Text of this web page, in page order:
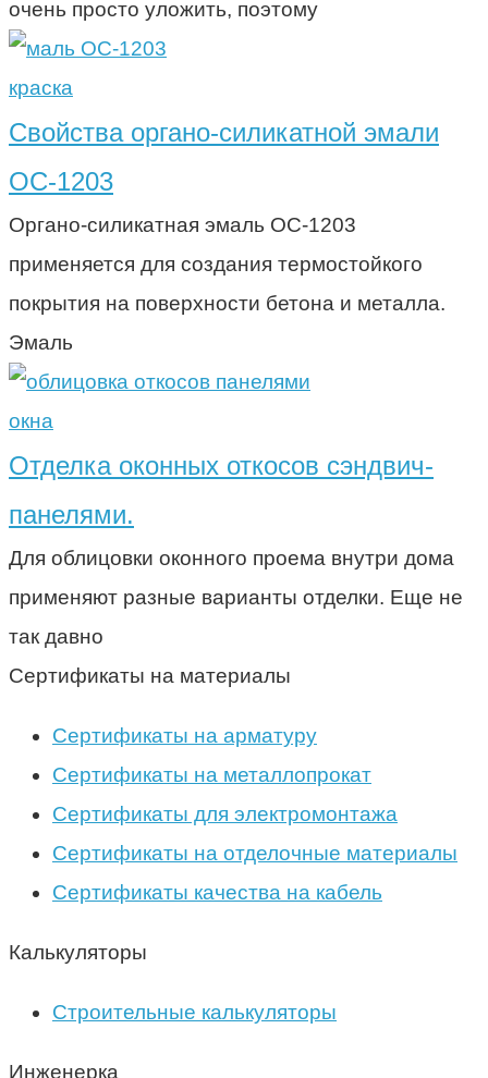
очень просто уложить, поэтому
краска
Свойства органо-силикатной эмали
ОС-1203
Органо-силикатная эмаль ОС-1203
применяется для создания термостойкого
покрытия на поверхности бетона и металла.
Эмаль
окна
Отделка оконных откосов сэндвич-
панелями.
Для облицовки оконного проема внутри дома
применяют разные варианты отделки. Еще не
так давно
Сертификаты на материалы
Сертификаты на арматуру
Сертификаты на металлопрокат
Сертификаты для электромонтажа
Сертификаты на отделочные материалы
Сертификаты качества на кабель
Калькуляторы
Строительные калькуляторы
Инженерка